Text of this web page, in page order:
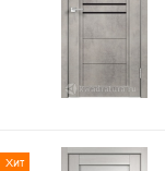
Хит